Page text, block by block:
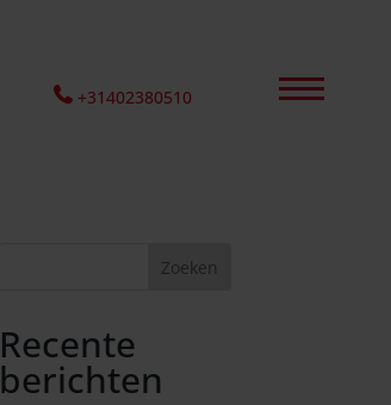
+31402380510
Recente
berichten